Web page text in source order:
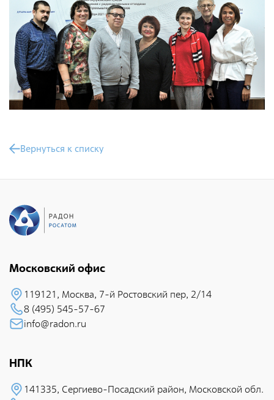
Вернуться к списку
Московский офис
119121, Москва, 7-й Pостовский пеp, 2/14
8 (495) 545-57-67
info@radon.ru
НПК
141335, Сеpгиево-Посадский район, Московской обл.
Радиационно-экологическое обследование территорий
отводимых под строительство
Индивидуальный дозиметрический контроль
Испытания и аналитическое обеспечение
Обеспечение единства измерений
Формирование радиационно-гигиенических паспортов
Проведение радиационных исследований